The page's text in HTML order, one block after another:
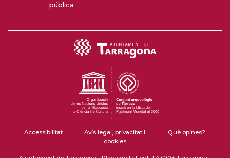
pública
Accessibilitat
Avís legal, privacitat i
cookies
Què opines?